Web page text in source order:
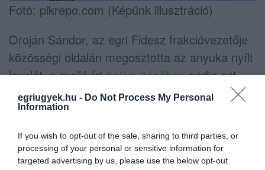
egriugyek.hu - Do Not Process My Personal
Information
If you wish to opt-out of the sale, sharing to third parties, or
processing of your personal or sensitive information for
targeted advertising by us, please use the below opt-out
Fotó: pikrepo.com (Képünk illusztráció)
Oroján Sándor, az egri Fidesz frakcióvezetője
közösségi oldalán megosztotta az anyuka nyílt
levelét, a mellé írtbejegyzésébenpedig azt
írta, "nem normális világ az, ahol éjszaka egy
megyeszékhely közepén sincs biztonságban
az ember", de a hasonló esetek térfigyelő
kamerákkal megelőzhetők lennének, majd
kritizálta a városvezetést, amiért szerinte az